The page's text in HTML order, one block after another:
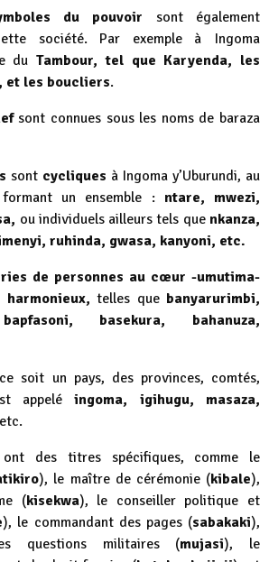
du pouvoir sont également
société. Par exemple à Ingoma
du Tambour, tel que Karyenda, les
et les boucliers.
sont connues sous les noms de baraza
sont cycliques à Ingoma y’Uburundi, au
un ensemble : ntare, mwezi,
ou individuels ailleurs tels que nkanza,
ruhinda, gwasa, kanyoni, etc.
de personnes au cœur -umutima-
telles que banyarurimbi,
basekura, bahanuza,
soit un pays, des provinces, comtés,
appeléingoma, igihugu, masaza,
etc.
ont des titres spécifiques, comme le
), le maître de cérémonie (kibale),
(kisekwa), le conseiller politique et
), le commandant des pages (sabakaki),
questions militaires (mujasi), le